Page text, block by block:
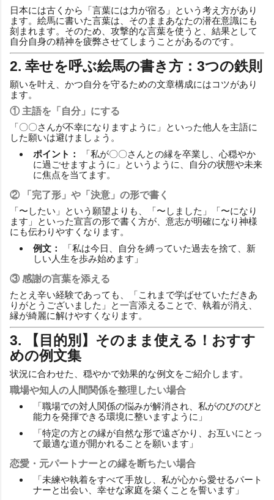
日本には古くから「言葉には力が宿る」という考え方があり
ます。絵馬に書いた言葉は、そのままあなたの潜在意識にも
刻まれます。そのため、攻撃的な言葉を使うと、結果として
自分自身の精神を疲弊させてしまうことがあるのです。
2. 幸せを呼ぶ絵馬の書き方：3つの鉄則
願いを叶え、かつ自分を守るための文章構成にはコツがあり
ます。
① 主語を「自分」にする
「〇〇さんが不幸になりますように」といった他人を主語に
した願いは避けましょう。
ポイント：
「私が〇〇さんとの縁を卒業し、心穏やか
に過ごせますように」というように、自分の状態や未来
に焦点を当てます。
② 「完了形」や「決意」の形で書く
「〜したい」という願望よりも、「〜しました」「〜になり
ます」といった宣言の形で書く方が、意志が明確になり神様
にも伝わりやすくなります。
例文：
「私は今日、自分を縛っていた過去を捨て、新
しい人生を歩み始めます」
③ 感謝の言葉を添える
たとえ辛い経験であっても、「これまで学ばせていただきあ
りがとうございました」と一言添えることで、執着が消え、
縁が綺麗に解けやすくなります。
3. 【目的別】そのまま使える！おすす
めの例文集
状況に合わせた、穏やかで効果的な例文をご紹介します。
職場や知人の人間関係を整理したい場合
「職場での対人関係の悩みが解消され、私がのびのびと
能力を発揮できる環境に整いますように」
「特定の方との縁が自然な形で遠ざかり、お互いにとっ
て最適な道が開かれることを願います」
恋愛・元パートナーとの縁を断ちたい場合
「未練や執着をすべて手放し、私が心から愛せるパート
ナーと出会い、幸せな家庭を築くことを誓います」